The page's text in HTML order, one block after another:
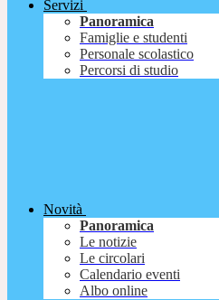
Servizi
Panoramica
Famiglie e studenti
Personale scolastico
Percorsi di studio
Novità
Panoramica
Le notizie
Le circolari
Calendario eventi
Albo online